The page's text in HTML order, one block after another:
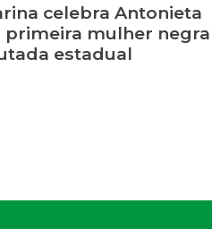
celebra Antonieta
primeira mulher negra
estadual